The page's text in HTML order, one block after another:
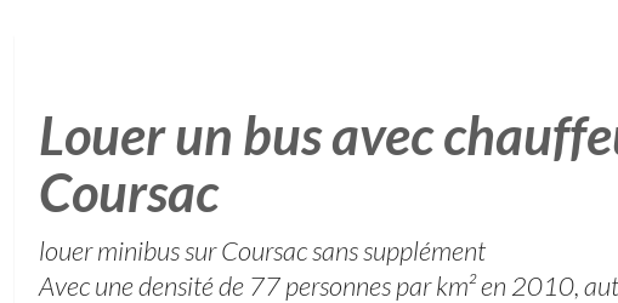
Louer un bus avec
Coursac
louer minibus sur Coursac sans supplément
Avec une densité de 77 personnes par km² en 2010,